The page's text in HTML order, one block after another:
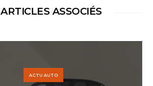
ARTICLES ASSOCIÉS
ACTU AUTO